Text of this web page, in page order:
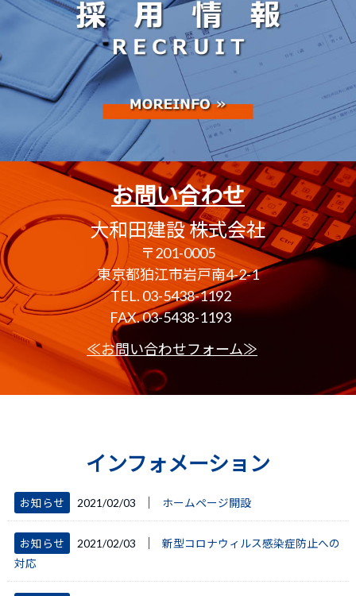
お問い合わせ
大和田建設 株式会社
〒201-0005
東京都狛江市岩戸南4-2-1
TEL. 03-5438-1192
FAX. 03-5438-1193
≪お問い合わせフォーム≫
インフォメーション
お知らせ 2021/02/03 ホームページ開設
お知らせ 2021/02/03
新型コロナウィルス感染症防止への
対応